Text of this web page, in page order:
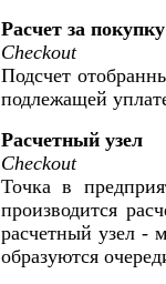
Расчет за покупку
Checkout
Подсчет
подлежащей
Расчетный узел
Checkout
Точка в
производится
расчетный узел -
образуются